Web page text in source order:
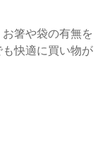
箸や袋の有無を
快適に買い物が